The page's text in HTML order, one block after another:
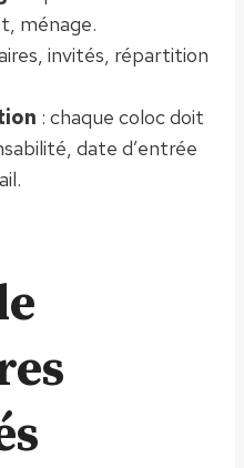
ménage.
invités, répartition
: chaque coloc doit
date d’entrée